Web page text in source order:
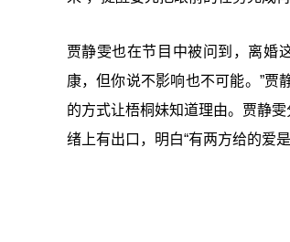
贾静雯也在节目中被问到，离婚
康，但你说不影响也不可能。”
的方式让梧桐妹知道理由。贾静
绪上有出口，明白“有两方给的爱是